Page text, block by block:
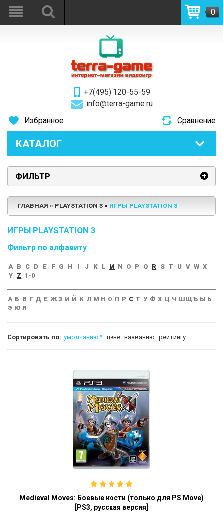
+7(495) 120-55-59
info@terra-game.ru
0
Избранное Сравнение
КАТАЛОГ
ФИЛЬТР
ГЛАВНАЯ PLAYSTATION 3 ИГРЫ PLAYSTATION 3
ИГРЫ PLAYSTATION 3
Фильтр по алфавиту
A B C D E F G H I J K L M N O P Q R S T U V W X
Y
Z 1-0
А Б В Г Д Е ЖЗ И Й К Л М Н О П Р С Т У Ф Х Ц Ч ШЩЪ Ы Ь
Э Ю Я
Сортировать по: умолчанию цене названию рейтингу
Medieval Moves: Боевые кости (только для PS Move)
[PS3, русская версия]